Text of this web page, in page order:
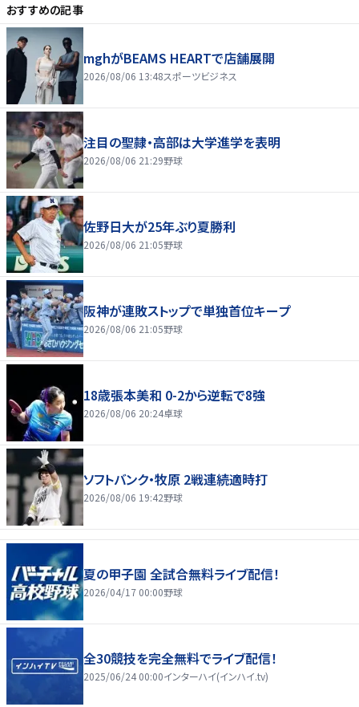
おすすめの記事
mghがBEAMS HEARTで店舗展開
2026/08/06 13:48スポーツビジネス
注目の聖隷・高部は大学進学を表明
2026/08/06 21:29野球
佐野日大が25年ぶり夏勝利
2026/08/06 21:05野球
阪神が連敗ストップで単独首位キープ
2026/08/06 21:05野球
18歳張本美和 0-2から逆転で8強
2026/08/06 20:24卓球
ソフトバンク・牧原 2戦連続適時打
2026/08/06 19:42野球
夏の甲子園 全試合無料ライブ配信！
2026/04/17 00:00野球
全30競技を完全無料でライブ配信！
2025/06/24 00:00インターハイ(インハイ.tv)